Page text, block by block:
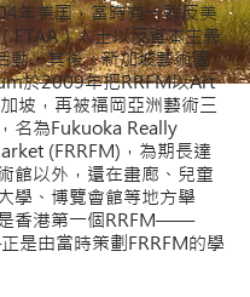
年美国，當時有一群反美
FTAA）人士以反資本主義
動。其後，新加坡藝術團
於2009年把RRFM以Art
坡，再被福岡亞洲藝術三
名為Fukuoka Really
(FRRFM)，為期長達
館以外，還在畫廊、兒童
學、博覽會館等地方舉
香港第一個RRFM——
是由當時策劃FRRFM的學